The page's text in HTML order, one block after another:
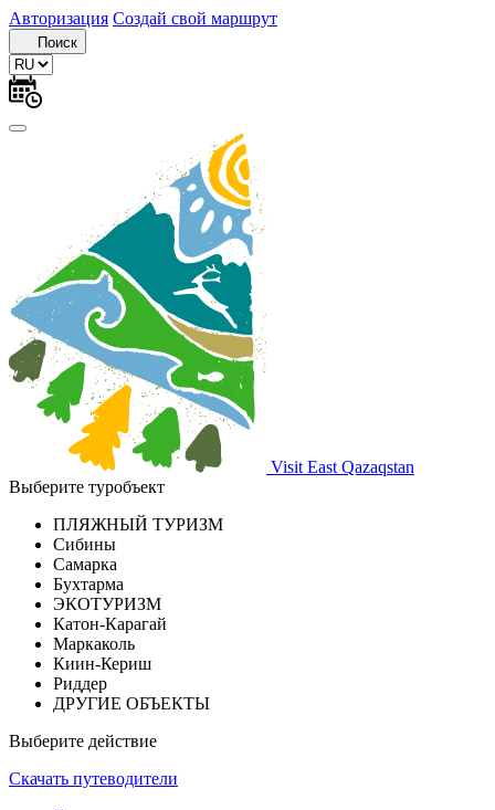
Авторизация Создай свой маршрут
Поиск
Visit East Qazaqstan
Выберите туробъект
ПЛЯЖНЫЙ ТУРИЗМ
Сибины
Самарка
Бухтарма
ЭКОТУРИЗМ
Катон-Карагай
Маркаколь
Киин-Кериш
Риддер
ДРУГИЕ ОБЪЕКТЫ
Выберите действие
Скачать путеводители